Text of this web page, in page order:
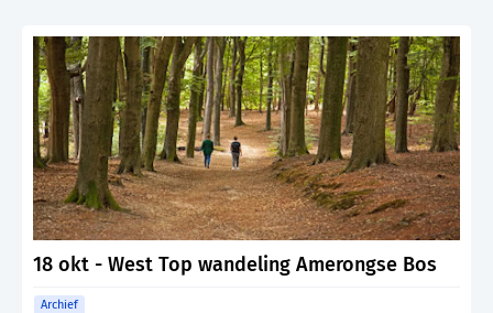
18 okt - West Top wandeling Amerongse Bos
Archief